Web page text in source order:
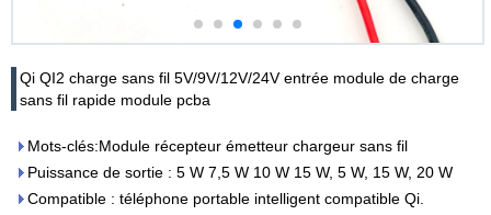
Qi QI2 charge sans fil 5V/9V/12V/24V entrée module de charge
sans fil rapide module pcba
Mots-clés:Module récepteur émetteur chargeur sans fil
Puissance de sortie : 5 W 7,5 W 10 W 15 W, 5 W, 15 W, 20 W
Compatible : téléphone portable intelligent compatible Qi.